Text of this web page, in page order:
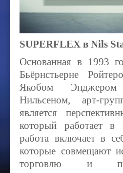
SUPERFLEX в Nils
Основанная в 1993
Бьёрнстьерне
Якобом
Нильсеном, арт-
является
который работает в
работа включает в
которые совмещают
торговлю и